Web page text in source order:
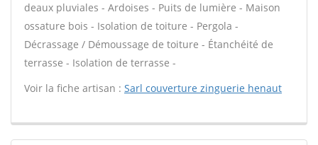
deaux pluviales - Ardoises - Puits de lumière - Maison
ossature bois - Isolation de toiture - Pergola -
Décrassage / Démoussage de toiture - Étanchéité de
terrasse - Isolation de terrasse -
Voir la fiche artisan : Sarl couverture zinguerie henaut